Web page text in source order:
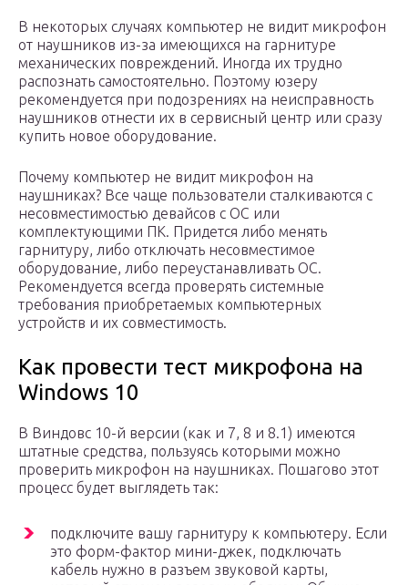
В некоторых случаях компьютер не видит микрофон
от наушников из-за имеющихся на гарнитуре
механических повреждений. Иногда их трудно
распознать самостоятельно. Поэтому юзеру
рекомендуется при подозрениях на неисправность
наушников отнести их в сервисный центр или сразу
купить новое оборудование.
Почему компьютер не видит микрофон на
наушниках? Все чаще пользователи сталкиваются с
несовместимостью девайсов с ОС или
комплектующими ПК. Придется либо менять
гарнитуру, либо отключать несовместимое
оборудование, либо переустанавливать ОС.
Рекомендуется всегда проверять системные
требования приобретаемых компьютерных
устройств и их совместимость.
Как провести тест микрофона на
Windows 10
В Виндовс 10-й версии (как и 7, 8 и 8.1) имеются
штатные средства, пользуясь которыми можно
проверить микрофон на наушниках. Пошагово этот
процесс будет выглядеть так:
подключите вашу гарнитуру к компьютеру. Если
это форм-фактор мини-джек, подключать
кабель нужно в разъем звуковой карты,